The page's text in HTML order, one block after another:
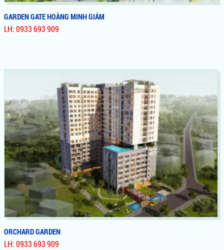
GARDEN GATE HOÀNG MINH GIÁM
LH: 0933 693 909
GARDEN GATE HOÀNG MINH GIÁM
Dự Án Căn Hộ, Officetel Garden Gate Novaland Phú Nhuận, Có
Vị Trí Mặt Tiền Hoàng Minh Giám Siêu Đẹp, View Trực Diện
Công Viên Gia Định, Sổ Hồng Vĩnh Viễn, An Tâm Đầu Tư Sinh
Lời Và Là Nơi Lý Tưởng Để Định Cư Lâu Dài, Giá Gốc Chủ Đầu
Tư.
ORCHARD GARDEN
LH: 0933 693 909